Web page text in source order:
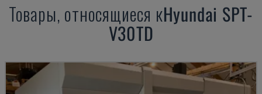
Товары, относящиеся кHyundai SPT-
V30TD